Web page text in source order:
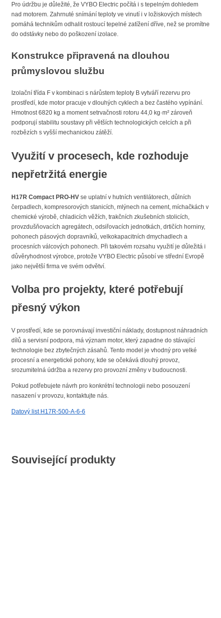
Pro údržbu je důležité, že VYBO Electric počítá i s tepelným dohledem
nad motorem. Zahrnuté snímání teploty ve vinutí i v ložiskových místech
pomáhá technikům odhalit rostoucí tepelné zatížení dříve, než se promítne
do odstávky nebo do poškození izolace.
Konstrukce připravená na dlouhou
průmyslovou službu
Izolační třída F v kombinaci s nárůstem teploty B vytváří rezervu pro
prostředí, kde motor pracuje v dlouhých cyklech a bez častého vypínání.
Hmotnost 6820 kg a moment setrvačnosti rotoru 44,0 kg·m² zároveň
podporují stabilitu soustavy při větších technologických celcích a při
rozbězích s vyšší mechanickou zátěží.
Využití v procesech, kde rozhoduje
nepřetržitá energie
H17R Compact PRO-HV se uplatní v hutních ventilátorech, důlních
čerpadlech, kompresorových stanicích, mlýnech na cement, míchačkách v
chemické výrobě, chladicích věžích, trakčních zkušebních stolicích,
provzdušňovacích agregátech, odsiřovacích jednotkách, drtičích horniny,
pohonech pásových dopravníků, velkokapacitních dmychadlech a
procesních válcových pohonech. Při takovém rozsahu využití je důležitá i
důvěryhodnost výrobce, protože VYBO Electric působí ve střední Evropě
jako největší firma ve svém odvětví.
Volba pro projekty, které potřebují
přesný výkon
V prostředí, kde se porovnávají investiční náklady, dostupnost náhradních
dílů a servisní podpora, má význam motor, který zapadne do stávající
technologie bez zbytečných zásahů. Tento model je vhodný pro velké
procesní a energetické pohony, kde se očekává dlouhý provoz,
srozumitelná údržba a rezervy pro provozní změny v budoucnosti.
Pokud potřebujete návrh pro konkrétní technologii nebo posouzení
nasazení v provozu, kontaktujte nás.
Datový list H17R-500-A-6-6
Související produkty